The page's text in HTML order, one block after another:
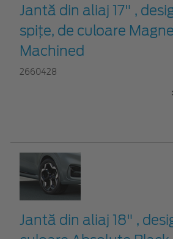
Jantă din aliaj 17" ,
spițe, de culoare
Machined
2660428
Jantă din aliaj 18" ,